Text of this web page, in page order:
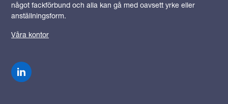
något fackförbund och alla kan gå med oavsett yrke eller
anställningsform.
Våra kontor